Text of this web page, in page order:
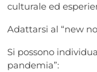
culturale ed
Adattarsi al “new
Si possono
pandemia”: